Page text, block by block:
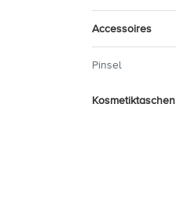
Accessoires
Pinsel
Kosmetiktaschen